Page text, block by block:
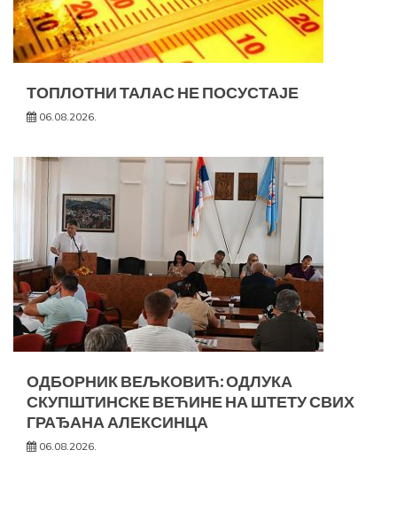
ТОПЛОТНИ ТАЛАС НЕ ПОСУСТАЈЕ
06.08.2026.
ОДБОРНИК ВЕЉКОВИЋ: ОДЛУКА
СКУПШТИНСКЕ ВЕЋИНЕ НА ШТЕТУ СВИХ
ГРАЂАНА АЛЕКСИНЦА
06.08.2026.